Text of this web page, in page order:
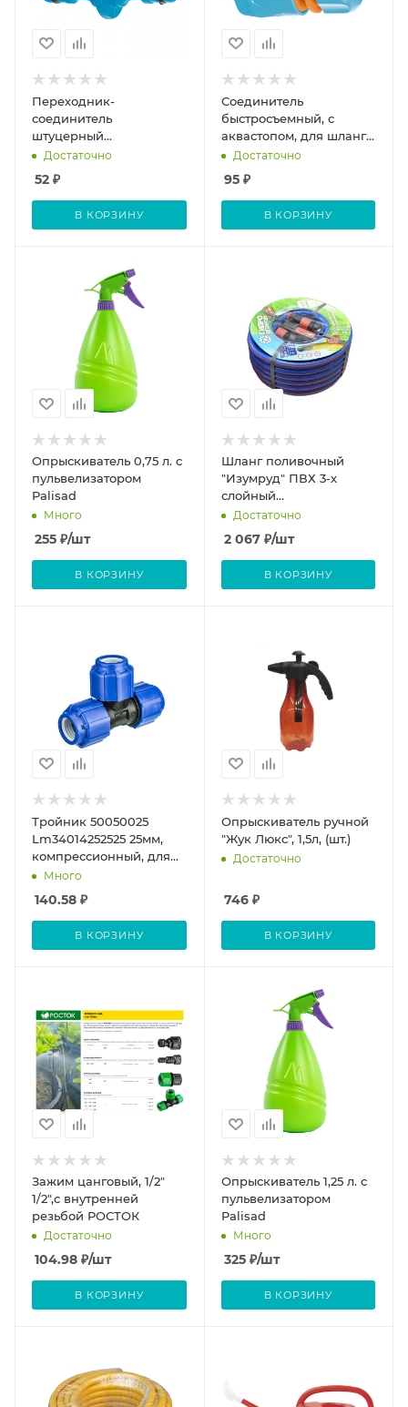
Переходник-
соединитель
штуцерный
пластиковый,двухсторонний
Достаточно
52 ₽
В КОРЗИНУ
Соединитель
быстросъемный, с
аквастопом, для шланга
пластиковый, 1/2"
Достаточно
95₽
В КОРЗИНУ
Опрыскиватель 0,75 л. с
пульвелизатором
Palisad
Много
255 ₽/шт
В КОРЗИНУ
Шланг поливочный
"Изумруд" ПВХ 3-х
слойный
армированный, 1,5мм, D
3/4", 20м фитинг
Достаточно
2 067₽/шт
В КОРЗИНУ
Тройник 50050025
Lm34014252525 25мм,
компрессионный, для
ПЭ труб, (шт.)
Много
140.58 ₽
В КОРЗИНУ
Опрыскиватель ручной
"Жук Люкс", 1,5л, (шт.)
Достаточно
746₽
В КОРЗИНУ
Зажим цанговый, 1/2"
1/2",с внутренней
резьбой РОСТОК
Достаточно
104.98 ₽/шт
В КОРЗИНУ
Опрыскиватель 1,25 л. с
пульвелизатором
Palisad
Много
325₽/шт
В КОРЗИНУ